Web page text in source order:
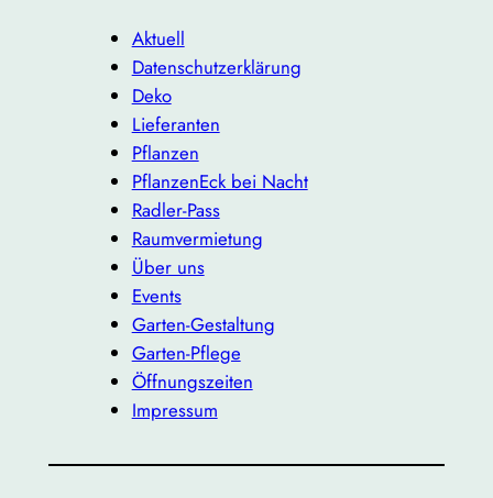
Aktuell
Datenschutzerklärung
Deko
Lieferanten
Pflanzen
PflanzenEck bei Nacht
Radler-Pass
Raumvermietung
Über uns
Events
Garten-Gestaltung
Garten-Pflege
Öffnungszeiten
Impressum